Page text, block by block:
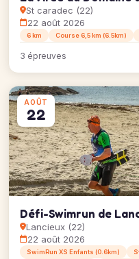
St caradec (22)
22 août 2026
6 km Course 6,5 km (6.5km)
3 épreuves
AOÛT
22
Défi-Swimrun de
Lancieux (22)
22 août 2026
SwimRun XS Enfants (0.6km)